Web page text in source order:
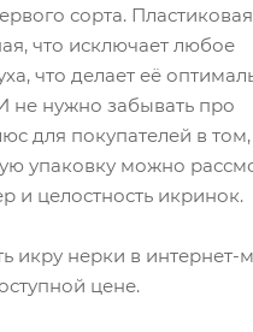
сорта.
что исключает любое
что делает её
не нужно забывать про
для покупателей в том,
упаковку можно
и целостность икринок.
икру нерки в интернет-
цене.